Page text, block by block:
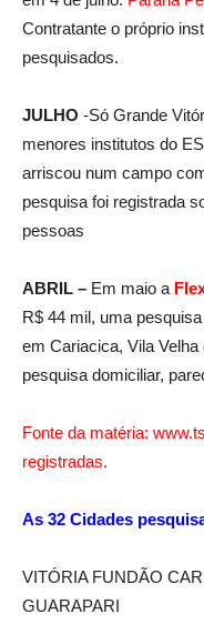
Contratante o próprio
pesquisados.
JULHO -Só Grande
menores institutos do
arriscou num campo
pesquisa foi registrada
pessoas
ABRIL – Em maio a
R$ 44 mil, uma
em Cariacica, Vila
pesquisa domiciliar,
Fonte da matéria:
registradas.
As 32 Cidades
VITÓRIA FUNDÃO
GUARAPARI